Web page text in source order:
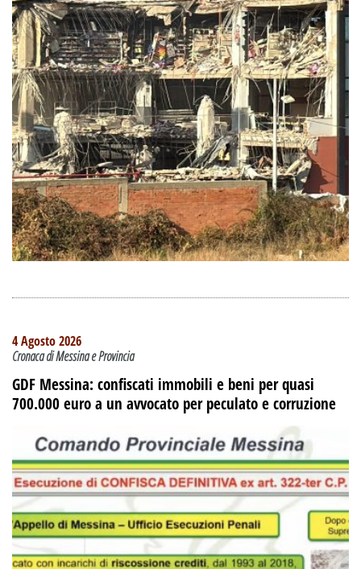
4 Agosto 2026
Cronaca di Messina e Provincia
GDF Messina: confiscati immobili e beni per quasi
700.000 euro a un avvocato per peculato e corruzione